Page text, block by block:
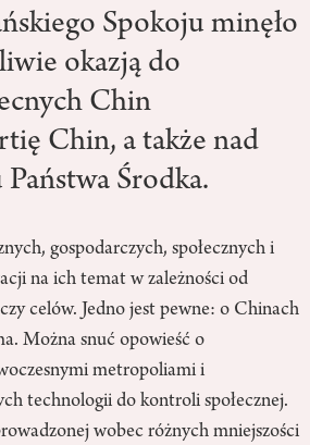
Spokoju minęło
okazją do
Chin
Chin, a także nad
Środka.
gospodarczych, społecznych i
na ich temat w zależności od
celów. Jedno jest pewne: o Chinach
Można snuć opowieść o
metropoliami i
technologii do kontroli społecznej.
wobec różnych mniejszości